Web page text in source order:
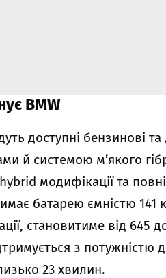
BMW
доступні бензинові
й системою м’якого
модифікації та
батарею ємністю 141
становитиме від 645
з потужністю
23 хвилин.